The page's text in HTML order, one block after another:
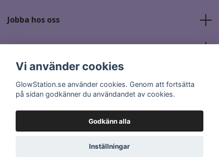
Jobba hos oss
Sociala medier
© 2026 GlowStation.se
Vi använder cookies
GlowStation.se använder cookies. Genom att fortsätta
på sidan godkänner du användandet av cookies.
Godkänn alla
Inställningar